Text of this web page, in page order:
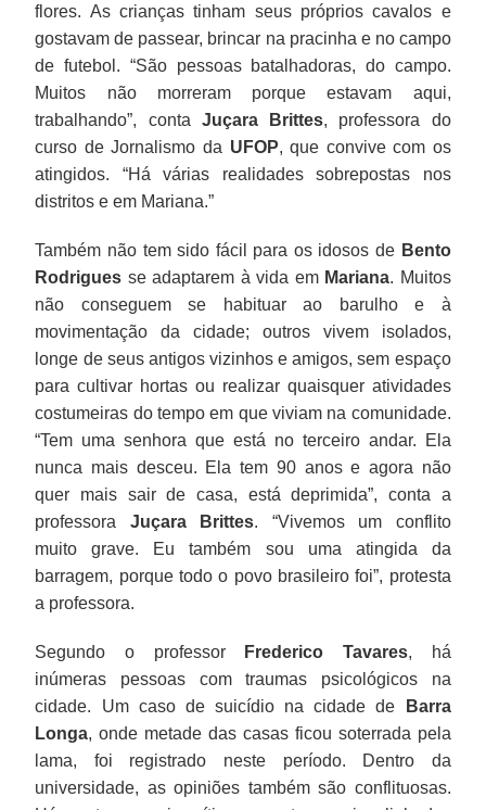
flores. As crianças tinham seus próprios cavalos e
gostavam de passear, brincar na pracinha e no campo
de futebol. “São pessoas batalhadoras, do campo.
Muitos não morreram porque estavam aqui,
trabalhando”, conta Juçara Brittes, professora do
curso de Jornalismo da UFOP, que convive com os
atingidos. “Há várias realidades sobrepostas nos
distritos e em Mariana.”
Também não tem sido fácil para os idosos de Bento
Rodrigues se adaptarem à vida em Mariana. Muitos
não conseguem se habituar ao barulho e à
movimentação da cidade; outros vivem isolados,
longe de seus antigos vizinhos e amigos, sem espaço
para cultivar hortas ou realizar quaisquer atividades
costumeiras do tempo em que viviam na comunidade.
“Tem uma senhora que está no terceiro andar. Ela
nunca mais desceu. Ela tem 90 anos e agora não
quer mais sair de casa, está deprimida”, conta a
professora Juçara Brittes. “Vivemos um conflito
muito grave. Eu também sou uma atingida da
barragem, porque todo o povo brasileiro foi”, protesta
a professora.
Segundo o professor Frederico Tavares, há
inúmeras pessoas com traumas psicológicos na
cidade. Um caso de suicídio na cidade de
Barra
Longa, onde metade das casas ficou soterrada pela
lama, foi registrado neste período. Dentro da
universidade, as opiniões também são conflituosas.